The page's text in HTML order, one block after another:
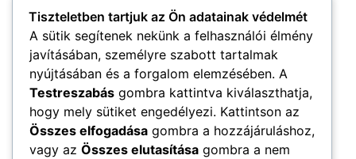
Újkenéz Község Hivatalos Honlapja
Church Home
Mega Menu
Minden jog fenntartva
Tiszteletben tartjuk az Ön adatainak védelmét
A sütik segítenek nekünk a felhasználói élmény
javításában, személyre szabott tartalmak
nyújtásában és a forgalom elemzésében. A
Testreszabás gombra kattintva kiválaszthatja,
hogy mely sütiket engedélyezi. Kattintson az
Összes elfogadása gombra a hozzájáruláshoz,
vagy az Összes elutasítása gombra a nem